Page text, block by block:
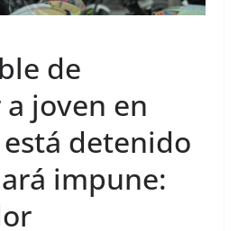
de
joven en
detenido
impune: